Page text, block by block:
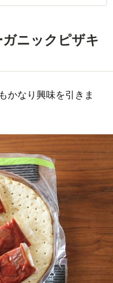
ニックピザキ
かなり興味を引きま